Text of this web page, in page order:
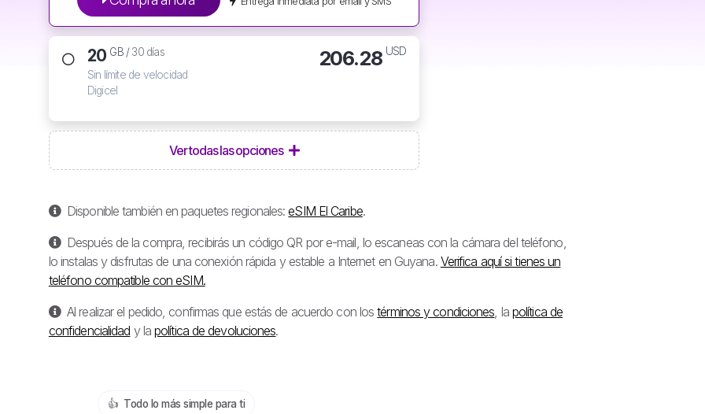
20 GB /30 días
Sin límite de velocidad
Digicel
206.28 USD
Ver todas las opciones
Disponible también en paquetes regionales:eSIM El Caribe.
Después de la compra, recibirás un código QR por e-mail, lo escaneas con la cámara del teléfono,
lo instalas y disfrutas de una conexión rápida y estable a Internet en Guyana. Verifica aquí si tienes un
teléfono compatible con eSIM.
Al realizar el pedido, confirmas que estás de acuerdo con lostérminos y condiciones , la política de
confidencialidad y lapolítica de devoluciones.
👍️ Todo lo más simple para ti